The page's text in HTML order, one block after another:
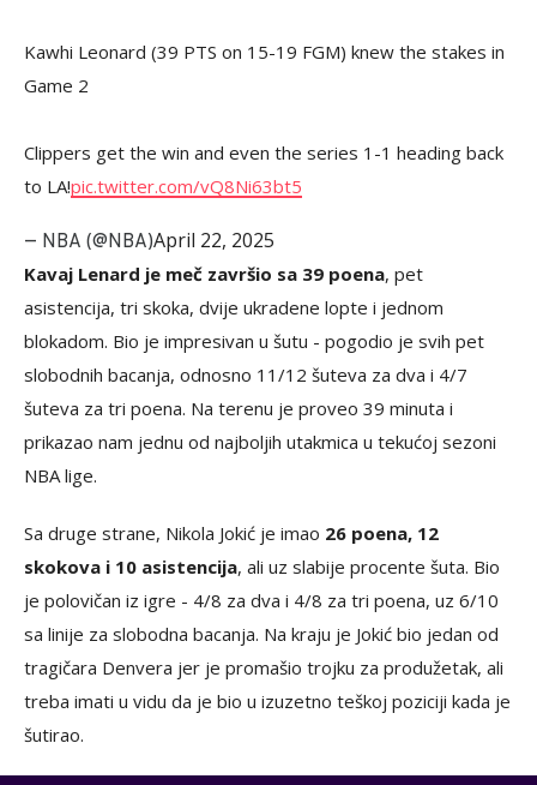
Kawhi Leonard (39 PTS on 15-19 FGM) knew the stakes in
Game 2
Clippers get the win and even the series 1-1 heading back
to LA!pic.twitter.com/vQ8Ni63bt5
— NBA (@NBA)April 22, 2025
Kavaj Lenard je meč završio sa 39 poena, pet
asistencija, tri skoka, dvije ukradene lopte i jednom
blokadom. Bio je impresivan u šutu - pogodio je svih pet
slobodnih bacanja, odnosno 11/12 šuteva za dva i 4/7
šuteva za tri poena. Na terenu je proveo 39 minuta i
prikazao nam jednu od najboljih utakmica u tekućoj sezoni
NBA lige.
Sa druge strane, Nikola Jokić je imao 26 poena, 12
skokova i 10 asistencija, ali uz slabije procente šuta. Bio
je polovičan iz igre - 4/8 za dva i 4/8 za tri poena, uz 6/10
sa linije za slobodna bacanja. Na kraju je Jokić bio jedan od
tragičara Denvera jer je promašio trojku za produžetak, ali
treba imati u vidu da je bio u izuzetno teškoj poziciji kada je
šutirao.